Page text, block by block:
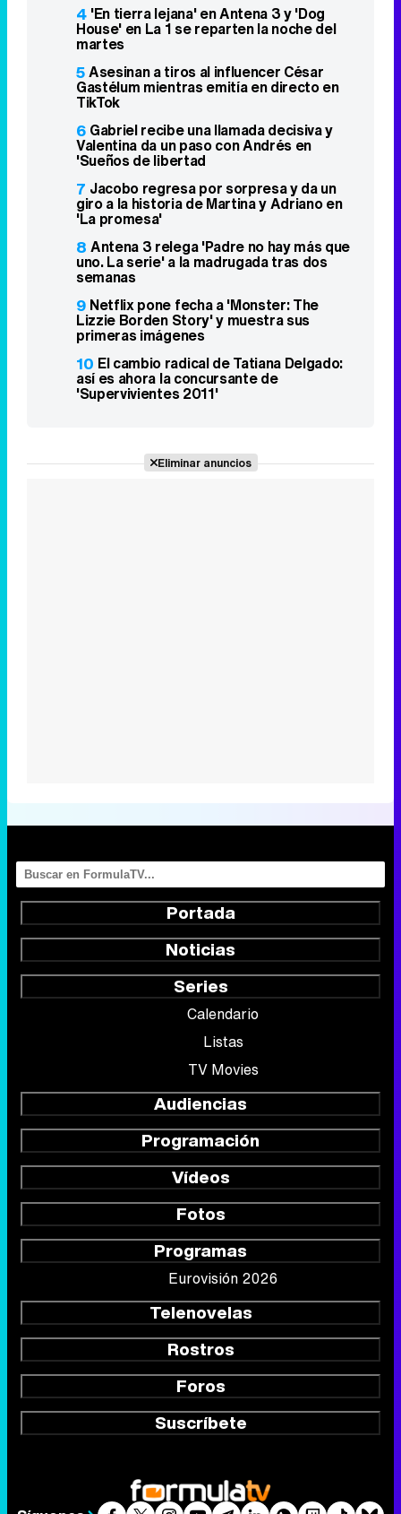
4 'En tierra lejana' en Antena 3 y 'Dog
House' en La 1 se reparten la noche del
martes
5Asesinan a tiros al influencer César
Gastélum mientras emitía en directo en
TikTok
6 Gabriel recibe una llamada decisiva y
Valentina da un paso con Andrés en
'Sueños de libertad
7 Jacobo regresa por sorpresa y da un
giro a la historia de Martina y Adriano en
'La promesa'
8 Antena 3 relega 'Padre no hay más que
uno. La serie' a la madrugada tras dos
semanas
9 Netflix pone fecha a 'Monster: The
Lizzie Borden Story' y muestra sus
primeras imágenes
10 El cambio radical de Tatiana Delgado:
así es ahora la concursante de
'Supervivientes 2011'
Eliminar anuncios
Portada
Noticias
Series
Calendario
Listas
TV Movies
Audiencias
Programación
Vídeos
Fotos
Programas
Eurovisión 2026
Telenovelas
Rostros
Foros
Suscríbete